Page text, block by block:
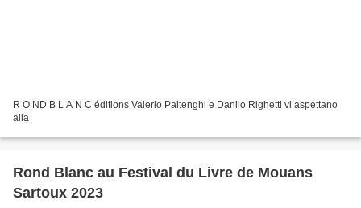
R O ND B L A N C éditions Valerio Paltenghi e Danilo Righetti vi aspettano
alla
Rond Blanc au Festival du Livre de Mouans
Sartoux 2023